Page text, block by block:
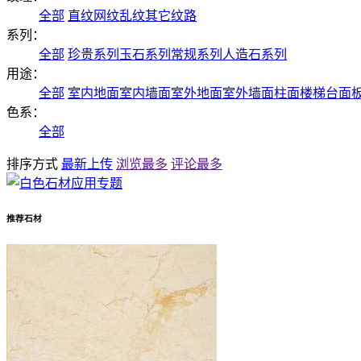
全部 直纹网纹乱纹其它纹路
系列：
全部 珍贵系列 玉石系列 常规系列 人造石系列
用途：
全部 室内地面室内墙面室外地面室外墙面柱面楼梯台面
色系：
全部
排序方式 最新上传 浏览最多 评论最多
推荐石材